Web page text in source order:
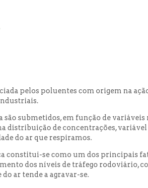
pelos poluentes com origem na
submetidos, em função de
de concentrações, variável
do ar que respiramos.
constitui-se como um dos principais
dos níveis de tráfego rodoviário,
ar tende a agravar-se.